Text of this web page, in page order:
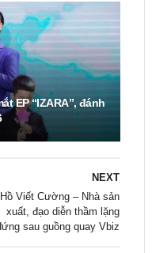
EP “IZARA”, đánh
NEXT
Hồ Viết Cường – Nhà sản
xuất, đạo diễn thầm lặng
sau guồng quay Vbiz